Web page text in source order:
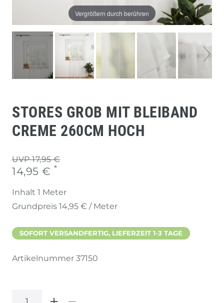
Vergrößern durch berühren
STORES GROB MIT BLEIBAND
CREME 260CM HOCH
UVP 17,95 €
14,95 € *
Inhalt 1 Meter
Grundpreis 14,95 € / Meter
SOFORT VERSANDFERTIG, LIEFERZEIT 1-3 TAGE
Artikelnummer 37150